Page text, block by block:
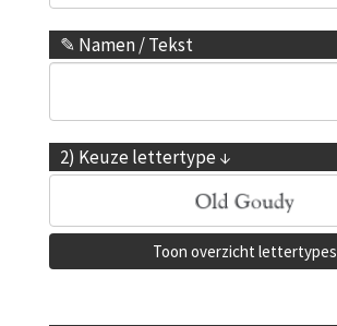
✎ Namen / Tekst
2) Keuze lettertype ↓
Toon overzicht lettertypes